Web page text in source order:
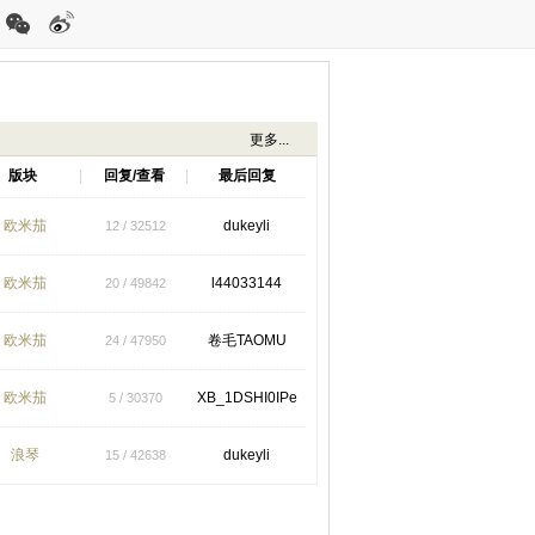
更多...
版块 回复/查看 最后回复
欧米茄 12 / 32512 dukeyli
欧米茄 20 / 49842 l44033144
欧米茄 24 / 47950 卷毛TAOMU
欧米茄 5 / 30370 XB_1DSHI0IPe
浪琴 15 / 42638 dukeyli